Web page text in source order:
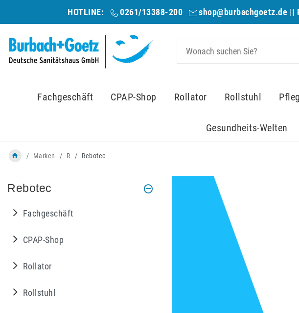
HOTLINE: 0261/13388-200 shop@burbachgoetz.de ||
Fachgeschäft CPAP-Shop Rollator Rollstuhl
Gesundheits-Welten
Marken R Rebotec
Rebotec
Fachgeschäft
CPAP-Shop
Rollator
Rollstuhl